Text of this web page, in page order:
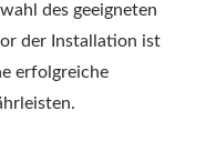
des geeigneten
der Installation ist
erfolgreiche